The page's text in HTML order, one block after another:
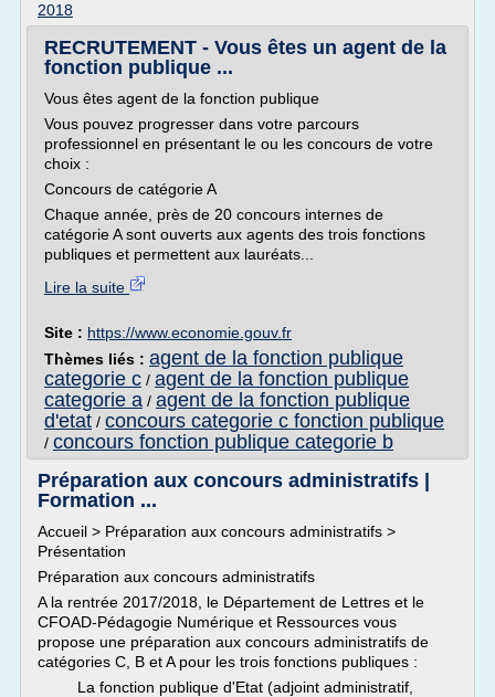
2018
RECRUTEMENT - Vous êtes un agent de la
fonction publique ...
Vous êtes agent de la fonction publique
Vous pouvez progresser dans votre parcours
professionnel en présentant le ou les concours de votre
choix :
Concours de catégorie A
Chaque année, près de 20 concours internes de
catégorie A sont ouverts aux agents des trois fonctions
publiques et permettent aux lauréats...
Lire la suite
Site : https://www.economie.gouv.fr
Thèmes liés : agent de la fonction publique
categorie c / agent de la fonction publique
categorie a / agent de la fonction publique
d'etat / concours categorie c fonction publique
/ concours fonction publique categorie b
Préparation aux concours administratifs |
Formation ...
Accueil > Préparation aux concours administratifs >
Présentation
Préparation aux concours administratifs
A la rentrée 2017/2018, le Département de Lettres et le
CFOAD-Pédagogie Numérique et Ressources vous
propose une préparation aux concours administratifs de
catégories C, B et A pour les trois fonctions publiques :
La fonction publique d'Etat (adjoint administratif,